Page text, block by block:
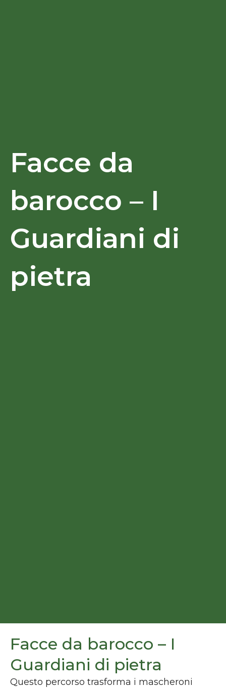
Facce da
barocco – I
Guardiani di
pietra
Facce da barocco – I
Guardiani di pietra
Questo percorso trasforma i mascheroni